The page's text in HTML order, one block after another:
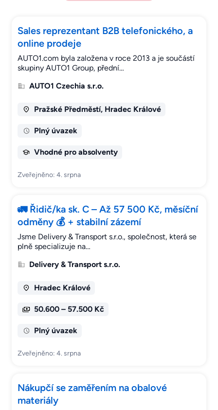
Sales reprezentant B2B telefonického, a
online prodeje
AUTO1.com byla založena v roce 2013 a je součástí
skupiny AUTO1 Group, přední…
AUTO1 Czechia s.r.o.
Pražské Předměstí, Hradec Králové
Plný úvazek
Vhodné pro absolventy
Zveřejněno: 4. srpna
🚛 Řidič/ka sk. C – Až 57 500 Kč, měsíční
odměny 💰 + stabilní zázemí
Jsme Delivery & Transport s.r.o., společnost, která se
plně specializuje na…
Delivery & Transport s.r.o.
Hradec Králové
50.600 – 57.500 Kč
Plný úvazek
Zveřejněno: 4. srpna
Nákupčí se zaměřením na obalové
materiály